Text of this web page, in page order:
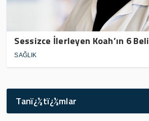
Sessizce İlerleyen Koah’ın 6
SAĞLIK
Tanï¿½tï¿½mlar